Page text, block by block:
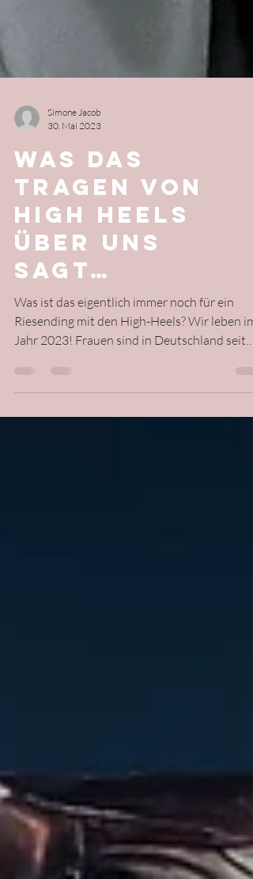
30. Mai 2023
Was das
Tragen von
High Heels
über uns
sagt…
Was ist das eigentlich immer noch für ein
1919...